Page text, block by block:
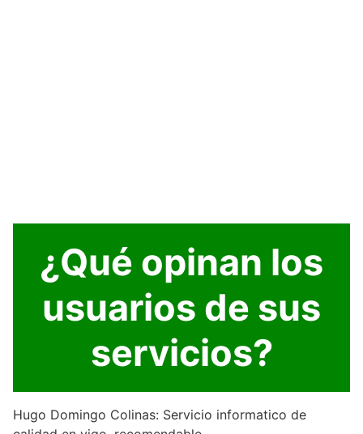
¿Qué opinan los
usuarios de sus
servicios?
Hugo Domingo Colinas: Servicio informatico de